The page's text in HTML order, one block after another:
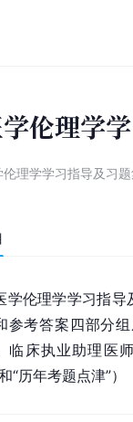
伦理学
伦理学学习指导及习
学伦理学学习指
参考答案四部分
临床执业助理医
“历年考题点津”）